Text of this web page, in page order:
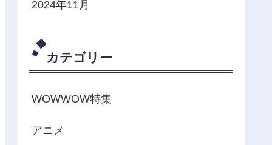
2024年11月
カテゴリー
WOWWOW特集
アニメ